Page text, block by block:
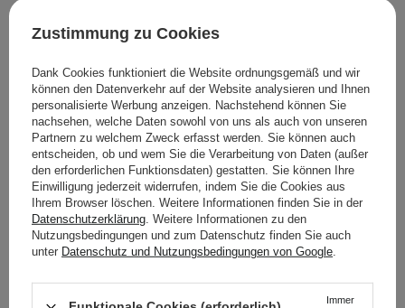
Cosrx - Salicylic Acid Daily
Gentle Cleanser -
KOSMETOLOGE EMPFIEHLT
SkinTra - Everything
What Your Skin Will Love
Zustimmung zu Cookies
Dank Cookies funktioniert die Website ordnungsgemäß und wir
können den Datenverkehr auf der Website analysieren und Ihnen
personalisierte Werbung anzeigen. Nachstehend können Sie
nachsehen, welche Daten sowohl von uns als auch von unseren
Partnern zu welchem Zweck erfasst werden. Sie können auch
entscheiden, ob und wem Sie die Verarbeitung von Daten (außer
den erforderlichen Funktionsdaten) gestatten. Sie können Ihre
Einwilligung jederzeit widerrufen, indem Sie die Cookies aus
Ihrem Browser löschen. Weitere Informationen finden Sie in der
Datenschutzerklärung . Weitere Informationen zu den
Nutzungsbedingungen und zum Datenschutz finden Sie auch
unter Datenschutz und Nutzungsbedingungen von Google
Immer